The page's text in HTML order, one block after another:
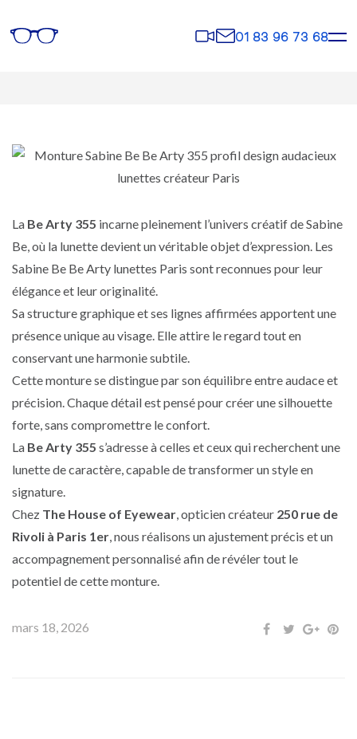
Rendez-
vous
Contact
01 83 96 73 68
La Be Arty 355 incarne pleinement l’univers créatif de Sabine
Be, où la lunette devient un véritable objet d’expression. Les
Sabine Be Be Arty lunettes Paris sont reconnues pour leur
élégance et leur originalité.
Sa structure graphique et ses lignes affirmées apportent une
présence unique au visage. Elle attire le regard tout en
conservant une harmonie subtile.
Cette monture se distingue par son équilibre entre audace et
précision. Chaque détail est pensé pour créer une silhouette
forte, sans compromettre le confort.
La Be Arty 355 s’adresse à celles et ceux qui recherchent une
lunette de caractère, capable de transformer un style en
signature.
Chez The House of Eyewear, opticien créateur 250 rue de
Rivoli à Paris 1er, nous réalisons un ajustement précis et un
accompagnement personnalisé afin de révéler tout le
potentiel de cette monture.
mars 18, 2026